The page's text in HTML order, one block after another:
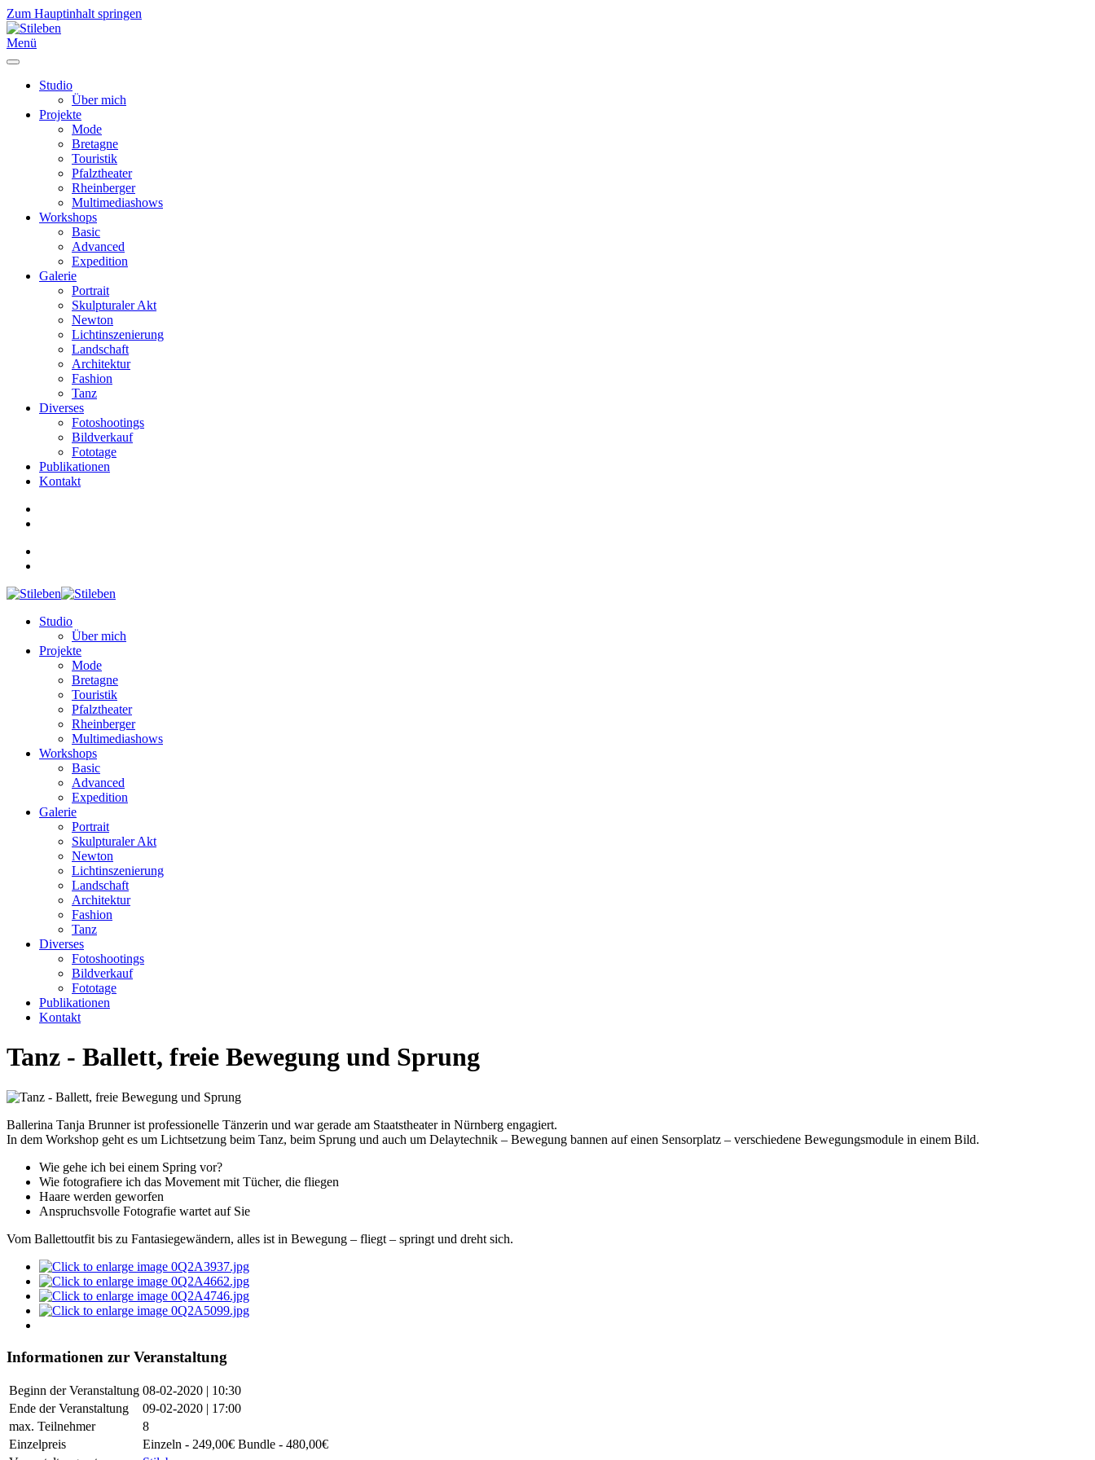
Zum Hauptinhalt springen
Menü
Studio
Über mich
Projekte
Mode
Bretagne
Touristik
Pfalztheater
Rheinberger
Multimediashows
Workshops
Basic
Advanced
Expedition
Galerie
Portrait
Skulpturaler Akt
Newton
Lichtinszenierung
Landschaft
Architektur
Fashion
Tanz
Diverses
Fotoshootings
Bildverkauf
Fototage
Publikationen
Kontakt
Studio
Über mich
Projekte
Mode
Bretagne
Touristik
Pfalztheater
Rheinberger
Multimediashows
Workshops
Basic
Advanced
Expedition
Galerie
Portrait
Skulpturaler Akt
Newton
Lichtinszenierung
Landschaft
Architektur
Fashion
Tanz
Diverses
Fotoshootings
Bildverkauf
Fototage
Publikationen
Kontakt
Tanz - Ballett, freie Bewegung und Sprung
Ballerina Tanja Brunner ist professionelle Tänzerin und war gerade am Staatstheater in Nürnberg engagiert.
In dem Workshop geht es um Lichtsetzung beim Tanz, beim Sprung und auch um Delaytechnik – Bewegung bannen auf einen Sensorplatz – verschiedene Bewegungsmodule in einem Bild.
Wie gehe ich bei einem Spring vor?
Wie fotografiere ich das Movement mit Tücher, die fliegen
Haare werden geworfen
Anspruchsvolle Fotografie wartet auf Sie
Vom Ballettoutfit bis zu Fantasiegewändern, alles ist in Bewegung – fliegt – springt und dreht sich.
Informationen zur Veranstaltung
Beginn der Veranstaltung 08-02-2020 | 10:30
Ende der Veranstaltung
09-02-2020 | 17:00
max. Teilnehmer
8
Einzelpreis
Einzeln - 249,00€ Bundle - 480,00€